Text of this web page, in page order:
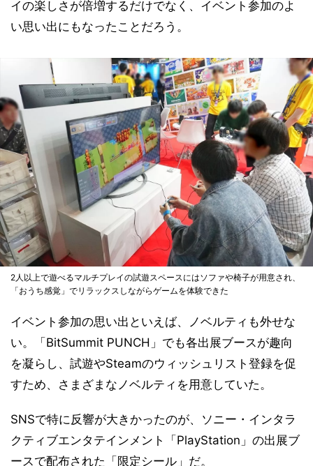
イの楽しさが倍増するだけでなく、イベント参加のよ
い思い出にもなったことだろう。
2人以上で遊べるマルチプレイの試遊スペースにはソファや椅子が用意され、
「おうち感覚」でリラックスしながらゲームを体験できた
イベント参加の思い出といえば、ノベルティも外せな
い。「BitSummit PUNCH」でも各出展ブースが趣向
を凝らし、試遊やSteamのウィッシュリスト登録を促
すため、さまざまなノベルティを用意していた。
SNSで特に反響が大きかったのが、ソニー・インタラ
クティブエンタテインメント「PlayStation」の出展ブ
ースで配布された「限定シール」だ。